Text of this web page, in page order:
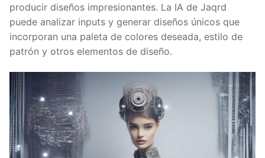
producir diseños impresionantes. La IA de Jaqrd
puede analizar inputs y generar diseños únicos que
incorporan una paleta de colores deseada, estilo de
patrón y otros elementos de diseño.